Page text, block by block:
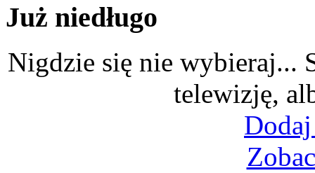
Już niedługo
Nigdzie się nie wybieraj...
telewizję,